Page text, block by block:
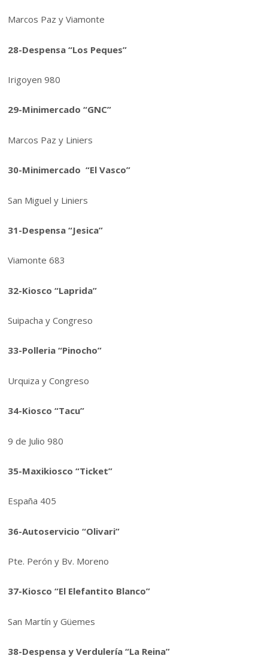
Marcos Paz y Viamonte
28-Despensa “Los Peques”
Irigoyen 980
29-Minimercado “GNC”
Marcos Paz y Liniers
30-Minimercado “El Vasco”
San Miguel y Liniers
31-Despensa “Jesica”
Viamonte 683
32-Kiosco “Laprida”
Suipacha y Congreso
33-Polleria “Pinocho”
Urquiza y Congreso
34-Kiosco “Tacu”
9 de Julio 980
35-Maxikiosco “Ticket”
España 405
36-Autoservicio “Olivari”
Pte. Perón y Bv. Moreno
37-Kiosco “El Elefantito Blanco”
San Martín y Güemes
38-Despensa y Verdulería “La Reina”